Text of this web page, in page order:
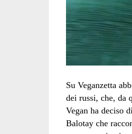
Su Veganzetta
dei russi, che, da
Vegan ha deciso
Balotay che